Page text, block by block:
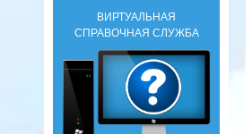
ВИРТУАЛЬНАЯ
СПРАВОЧНАЯ СЛУЖБА